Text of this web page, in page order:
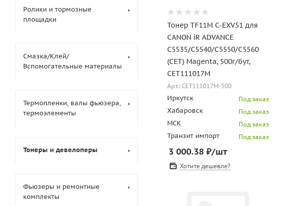
Тонер TF11M C-EXV51 для
CANON iR ADVANCE
C5535/C5540/C5550/C5560
(CET) Magenta, 500г/бут,
CET111017M
Арт.: CET111017M-500
Иркутск Под заказ
Хабаровск Под заказ
МСК Под заказ
Транзит импорт Под заказ
3 000.38 ₽/шт
Хотите дешевле?
Ролики и тормозные
площадки
Смазка/Клей/
Вспомогательные материалы
Термопленки, валы фьюзера,
термоэлементы
Тонеры и девелоперы
Фьюзеры и ремонтные
комплекты